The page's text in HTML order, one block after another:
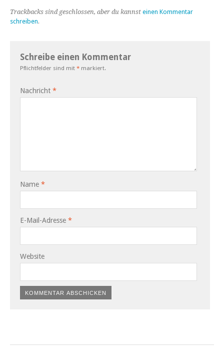
Trackbacks sind geschlossen, aber du kannst einen Kommentar
schreiben.
Schreibe einen Kommentar
Pflichtfelder sind mit * markiert.
Nachricht *
Name *
E-Mail-Adresse *
Website